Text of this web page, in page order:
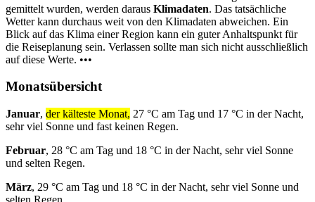
gemittelt wurden, werden daraus Klimadaten. Das tatsächliche
Wetter kann durchaus weit von den Klimadaten abweichen. Ein
Blick auf das Klima einer Region kann ein guter Anhaltspunkt für
die Reiseplanung sein. Verlassen sollte man sich nicht ausschließlich
auf diese Werte. •••
Monatsübersicht
Januar, der kälteste Monat, 27 °C am Tag und 17 °C in der Nacht,
sehr viel Sonne und fast keinen Regen.
Februar, 28 °C am Tag und 18 °C in der Nacht, sehr viel Sonne
und selten Regen.
März, 29 °C am Tag und 18 °C in der Nacht, sehr viel Sonne und